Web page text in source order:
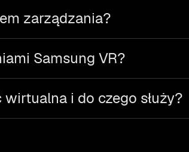
zarządzania?
Samsung VR?
i do czego służy?